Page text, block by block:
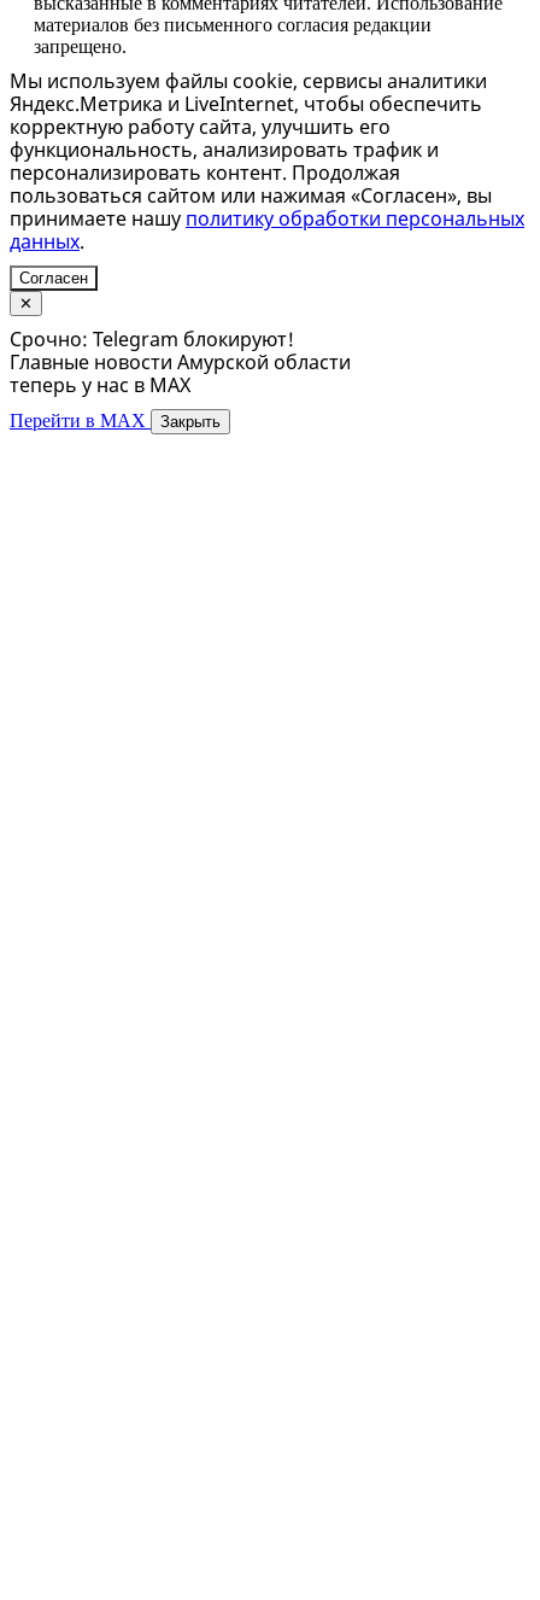
материалов без письменного согласия редакции
запрещено.
Мы используем файлы cookie, сервисы аналитики
Яндекс.Метрика и LiveInternet, чтобы обеспечить
корректную работу сайта, улучшить его
функциональность, анализировать трафик и
персонализировать контент. Продолжая
пользоваться сайтом или нажимая «Согласен», вы
принимаете нашу политику обработки персональных
данных.
Согласен
✕
Срочно: Telegram блокируют!
Главные новости Амурской области
теперь у нас в MAX
Перейти в MAX Закрыть